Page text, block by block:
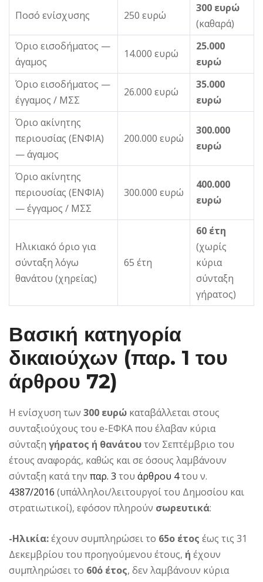
Ποσό ενίσχυσης 250 ευρώ
300 ευρώ
(καθαρά)
Όριο εισοδήματος —
άγαμος
14.000 ευρώ
25.000
ευρώ
Όριο εισοδήματος —
έγγαμος / ΜΣΣ
26.000 ευρώ
35.000
ευρώ
Όριο ακίνητης
περιουσίας (ΕΝΦΙΑ)
— άγαμος
200.000 ευρώ
300.000
ευρώ
Όριο ακίνητης
περιουσίας (ΕΝΦΙΑ)
— έγγαμος / ΜΣΣ
300.000 ευρώ
400.000
ευρώ
Ηλικιακό όριο για
σύνταξη λόγω
θανάτου (χηρείας)
65 έτη
60 έτη
(χωρίς
κύρια
σύνταξη
γήρατος)
Βασική κατηγορία
δικαιούχων (παρ. 1 του
άρθρου 72)
Η ενίσχυση των 300 ευρώ καταβάλλεται στους
συνταξιούχους του e-ΕΦΚΑ που έλαβαν κύρια
σύνταξη γήρατος ή θανάτουτον Σεπτέμβριο του
έτους αναφοράς, καθώς και σε όσους λαμβάνουν
σύνταξη κατά την παρ. 3 του άρθρου 4του ν.
4387/2016 (υπάλληλοι/λειτουργοί του Δημοσίου και
στρατιωτικοί), εφόσον πληρούν σωρευτικά:
-Ηλικία:έχουν συμπληρώσει το 65ο έτος έως τις 31
Δεκεμβρίου του προηγούμενου έτους, ή έχουν
συμπληρώσει το 60ό έτος, δεν λαμβάνουν κύρια